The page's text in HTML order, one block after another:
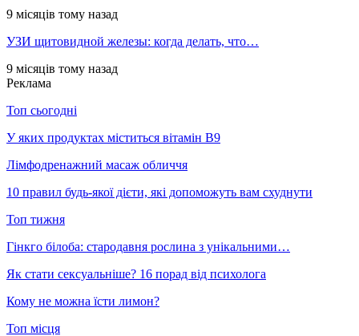
9 місяців тому назад
УЗИ щитовидной железы: когда делать, что…
9 місяців тому назад
Реклама
Топ сьогодні
У яких продуктах міститься вітамін В9
Лімфодренажний масаж обличчя
10 правил будь-якої дієти, які допоможуть вам схуднути
Топ тижня
Гінкго білоба: стародавня рослина з унікальними…
Як стати сексуальніше? 16 порад від психолога
Кому не можна їсти лимон?
Топ місця